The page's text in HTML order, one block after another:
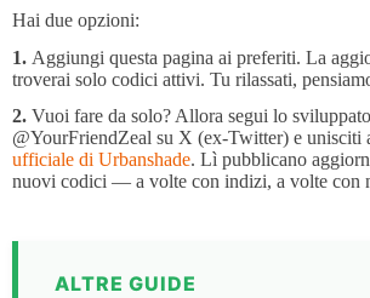
Hai due opzioni:
1. Aggiungi questa pagina ai preferiti. La
troverai solo codici attivi. Tu rilassati,
2. Vuoi fare da solo? Allora segui lo
@YourFriendZeal su X (ex-Twitter) e unisciti
ufficiale di Urbanshade. Lì pubblicano
nuovi codici — a volte con indizi, a volte con
ALTRE GUIDE